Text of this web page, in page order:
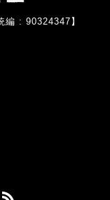
: 90324347】